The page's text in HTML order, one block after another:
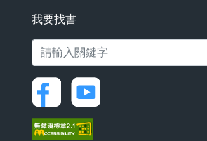
我要找書